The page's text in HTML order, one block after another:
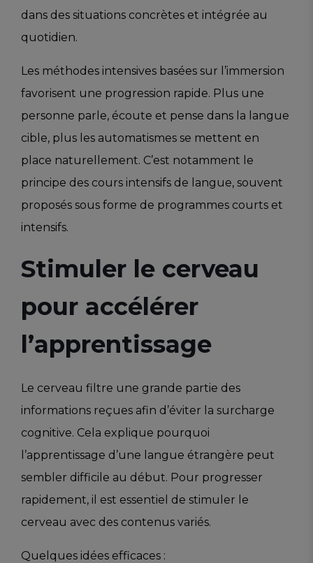
dans des situations concrètes et intégrée au
quotidien.
Les méthodes intensives basées sur l’immersion
favorisent une progression rapide. Plus une
personne parle, écoute et pense dans la langue
cible, plus les automatismes se mettent en
place naturellement. C’est notamment le
principe des cours intensifs de langue, souvent
proposés sous forme de programmes courts et
intensifs.
Stimuler le cerveau
pour accélérer
l’apprentissage
Le cerveau filtre une grande partie des
informations reçues afin d’éviter la surcharge
cognitive. Cela explique pourquoi
l’apprentissage d’une langue étrangère peut
sembler difficile au début. Pour progresser
rapidement, il est essentiel de stimuler le
cerveau avec des contenus variés.
Quelques idées efficaces :